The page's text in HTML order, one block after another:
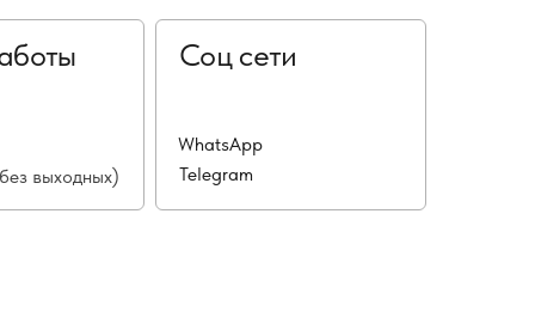
выходных)
Соц сети
WhatsApp
Telegram